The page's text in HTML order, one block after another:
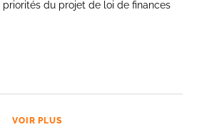
priorités du projet de loi de finances
VOIR PLUS